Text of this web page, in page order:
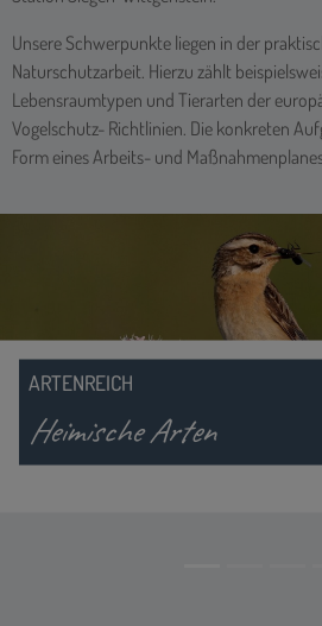
Unsere Schwerpunkte liegen in der
Naturschutzarbeit. Hierzu zählt
Lebensraumtypen und Tierarten der
Vogelschutz- Richtlinien. Die konkreten
Form eines Arbeits- und
SCHUTZ DURCH NUTZUNG
Naturschutz und